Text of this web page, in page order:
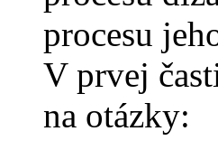
procesu
V prvej
na otázky: